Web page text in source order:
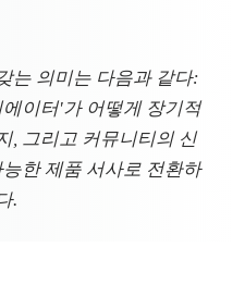
는 의미는 다음과 같다:
이터'가 어떻게 장기적
, 그리고 커뮤니티의 신
한 제품 서사로 전환하
.